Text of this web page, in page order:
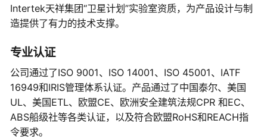
Intertek天祥集团“卫星计划”实验室资质，为产品设计与制
造提供了有力的技术支撑。
专业认证
公司通过了ISO 9001、ISO 14001、ISO 45001、IATF
16949和IRIS管理体系认证。产品通过了中国泰尔、美国
UL、美国ETL、欧盟CE、欧洲安全建筑法规CPR 和EC、
ABS船级社等各类认证，以及符合欧盟RoHS和REACH指
令要求。